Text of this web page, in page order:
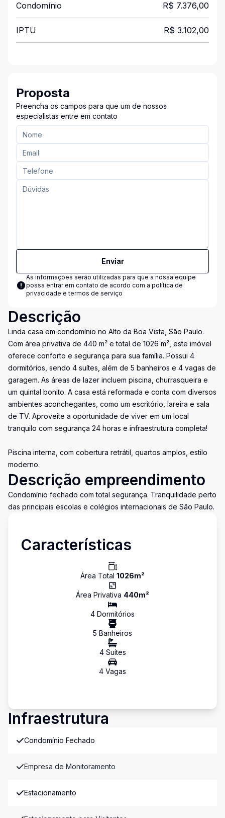
Condomínio R$ 7.376,00
IPTU R$ 3.102,00
Proposta
Preencha os campos para que um de nossos
especialistas entre em contato
Enviar
As informações serão utilizadas para que a nossa equipe
possa entrar em contato de acordo com a política de
privacidade e termos de serviço
Descrição
Linda casa em condomínio no Alto da Boa Vista, São Paulo.
Com área privativa de 440 m² e total de 1026 m², este imóvel
oferece conforto e segurança para sua família. Possui 4
dormitórios, sendo 4 suítes, além de 5 banheiros e 4 vagas de
garagem. As áreas de lazer incluem piscina, churrasqueira e
um quintal bonito. A casa está reformada e conta com diversos
ambientes aconchegantes, como um escritório, lareira e sala
de TV. Aproveite a oportunidade de viver em um local
tranquilo com segurança 24 horas e infraestrutura completa!
Piscina interna, com cobertura retrátil, quartos amplos, estilo
moderno.
Descrição empreendimento
Condomínio fechado com total segurança. Tranquilidade perto
das principais escolas e colégios internacionais de São Paulo.
Características
Área Total 1026m²
Área Privativa 440m²
4 Dormitórios
5 Banheiros
4Suítes
4 Vagas
Infraestrutura
Condomínio Fechado
Empresa de Monitoramento
Estacionamento